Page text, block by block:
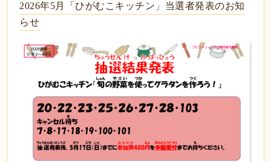
2026年5月「ひがむこキッチン」当選者発表のお知
らせ